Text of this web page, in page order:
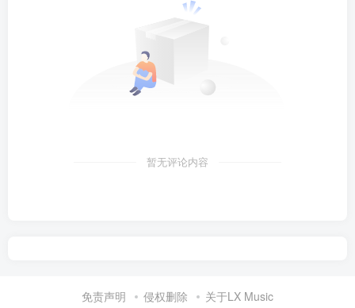
暂无评论内容
免责声明 侵权删除 关于LX Music